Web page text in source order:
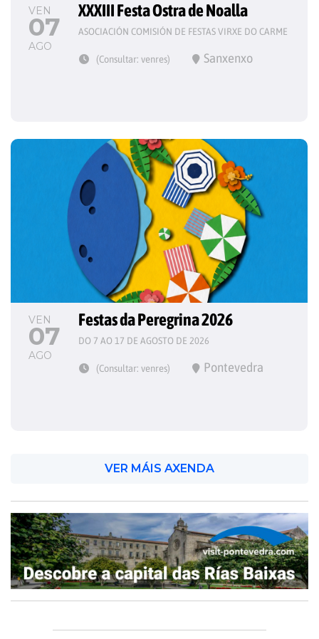
VEN
07
AGO
XXXIII Festa Ostra de Noalla
ASOCIACIÓN COMISIÓN DE FESTAS VIRXE DO CARME
(Consultar: venres) Sanxenxo
VEN
07
AGO
Festas da Peregrina 2026
DO 7 AO 17 DE AGOSTO DE 2026
(Consultar: venres) Pontevedra
VER MÁIS AXENDA